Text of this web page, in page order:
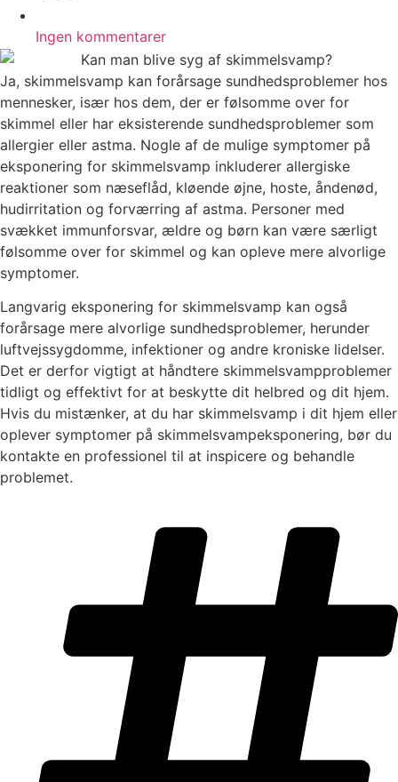
Ingen kommentarer
Ja, skimmelsvamp kan forårsage sundhedsproblemer hos
mennesker, især hos dem, der er følsomme over for
skimmel eller har eksisterende sundhedsproblemer som
allergier eller astma. Nogle af de mulige symptomer på
eksponering for skimmelsvamp inkluderer allergiske
reaktioner som næseflåd, kløende øjne, hoste, åndenød,
hudirritation og forværring af astma. Personer med
svækket immunforsvar, ældre og børn kan være særligt
følsomme over for skimmel og kan opleve mere alvorlige
symptomer.
Langvarig eksponering for skimmelsvamp kan også
forårsage mere alvorlige sundhedsproblemer, herunder
luftvejssygdomme, infektioner og andre kroniske lidelser.
Det er derfor vigtigt at håndtere skimmelsvampproblemer
tidligt og effektivt for at beskytte dit helbred og dit hjem.
Hvis du mistænker, at du har skimmelsvamp i dit hjem eller
oplever symptomer på skimmelsvampeksponering, bør du
kontakte en professionel til at inspicere og behandle
problemet.